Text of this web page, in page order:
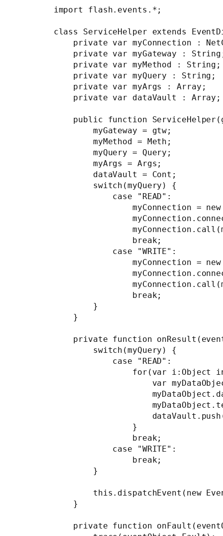
import flash.events.*;
class ServiceHelper extends
private var myConnection :
private var myGateway :
private var myMethod : String;
private var myQuery : String;
private var myArgs : Array;
private var dataVault : Array;
public function
myGateway = gtw;
myMethod = Meth;
myQuery = Query;
myArgs = Args;
dataVault = Cont;
switch(myQuery) {
case "READ":
myConnection = new
break;
case "WRITE":
myConnection = new
myConnection.call(myMethod,
break;
}
}
private function
switch(myQuery) {
case "READ":
for(var i:Object in
var myDataObject =
myDataObject.data =
myDataObject.text =
}
break;
case "WRITE":
break;
}
this.dispatchEvent(new
}
private function